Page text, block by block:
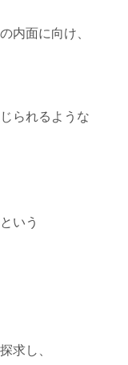
内面に向け、
られるような
いう
求し、